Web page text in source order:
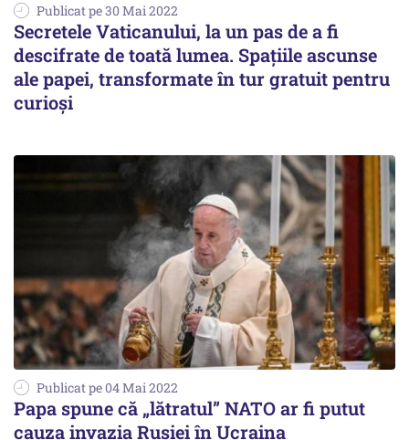
Publicat pe 30 Mai 2022
Secretele Vaticanului, la un pas de a fi
descifrate de toată lumea. Spațiile ascunse
ale papei, transformate în tur gratuit pentru
curioși
Publicat pe 04 Mai 2022
Papa spune că „lătratul” NATO ar fi putut
cauza invazia Rusiei în Ucraina